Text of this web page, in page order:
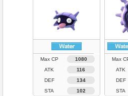
Max CP
1080
ATK
116
DEF
134
STA
102
Max
ATK
DEF
STA